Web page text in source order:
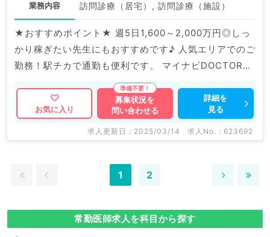
業務内容 訪問診療（居宅）, 訪問診療（施設）
★おすすめポイント★ 週5日1,600～2,000万円◎しっ
かり稼ぎたい先生にもおすすめです♪ 人気エリアでのご
勤務！駅チカで通勤も便利です。 マイナビDOCTORで
は病院やクリニックなどの医療機関求人はもちろんのこ
っています。 求人内容の詳細等はお気軽にお問合せ下
お気に入り
募集状況を
問い合わせる
詳細を
見る
求人更新日 : 2025/03/14 求人No. : 623692
1 2
常勤医師求人を科目から探す